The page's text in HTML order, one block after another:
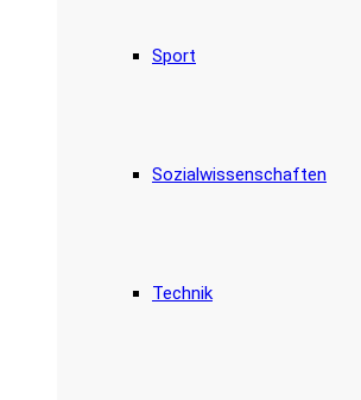
Sport
Sozialwissenschaften
Technik